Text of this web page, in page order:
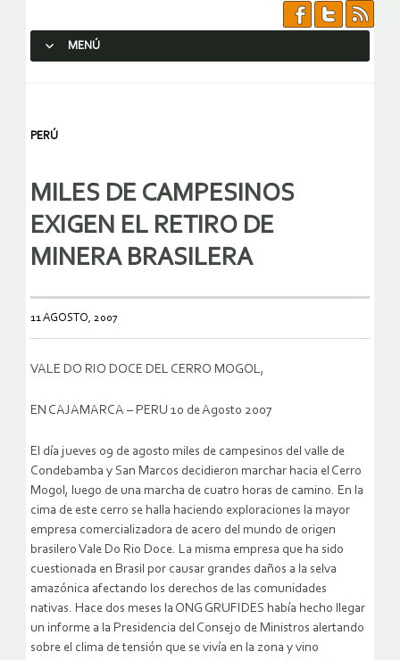
MENÚ
PERÚ
MILES DE CAMPESINOS
EXIGEN EL RETIRO DE
MINERA BRASILERA
11 AGOSTO, 2007
VALE DO RIO DOCE DEL CERRO MOGOL,
EN CAJAMARCA – PERU 10 de Agosto 2007
El día jueves 09 de agosto miles de campesinos del valle de
Condebamba y San Marcos decidieron marchar hacia el Cerro
Mogol, luego de una marcha de cuatro horas de camino. En la
cima de este cerro se halla haciendo exploraciones la mayor
empresa comercializadora de acero del mundo de origen
brasilero Vale Do Rio Doce. La misma empresa que ha sido
cuestionada en Brasil por causar grandes daños a la selva
amazónica afectando los derechos de las comunidades
nativas. Hace dos meses la ONG GRUFIDES había hecho llegar
un informe a la Presidencia del Consejo de Ministros alertando
sobre el clima de tensión que se vivía en la zona y vino